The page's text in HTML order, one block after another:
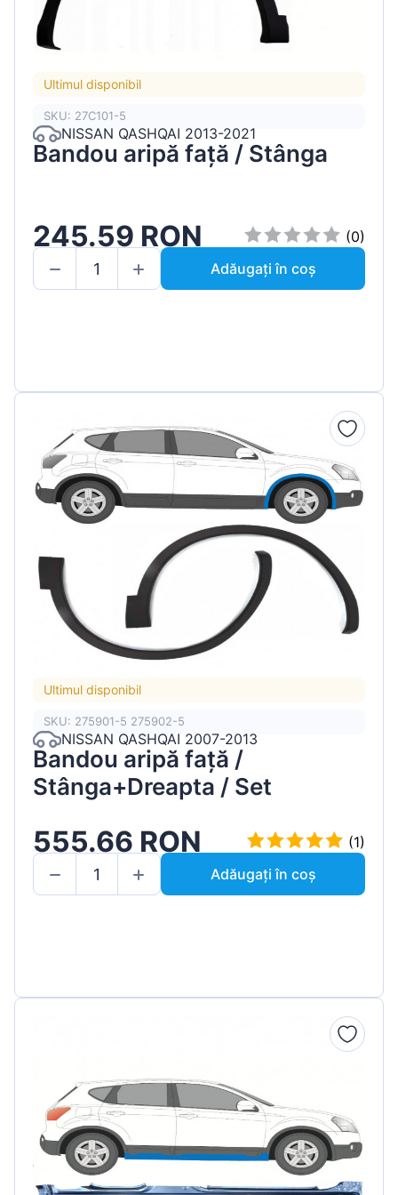
Ultimul disponibil
SKU: 27C101-5
NISSAN QASHQAI 2013-2021
Bandou aripă față / Stânga
245.59 RON
(0)
Adăugați în coș
Ultimul disponibil
SKU: 275901-5 275902-5
NISSAN QASHQAI 2007-2013
Bandou aripă față /
Stânga+Dreapta / Set
555.66 RON
(1)
Adăugați în coș